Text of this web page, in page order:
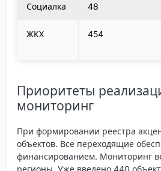
Социалка 48
ЖКХ 454
Приоритеты
мониторинг
При формировании реестра
объектов. Все переходящие
финансированием. Мониторинг